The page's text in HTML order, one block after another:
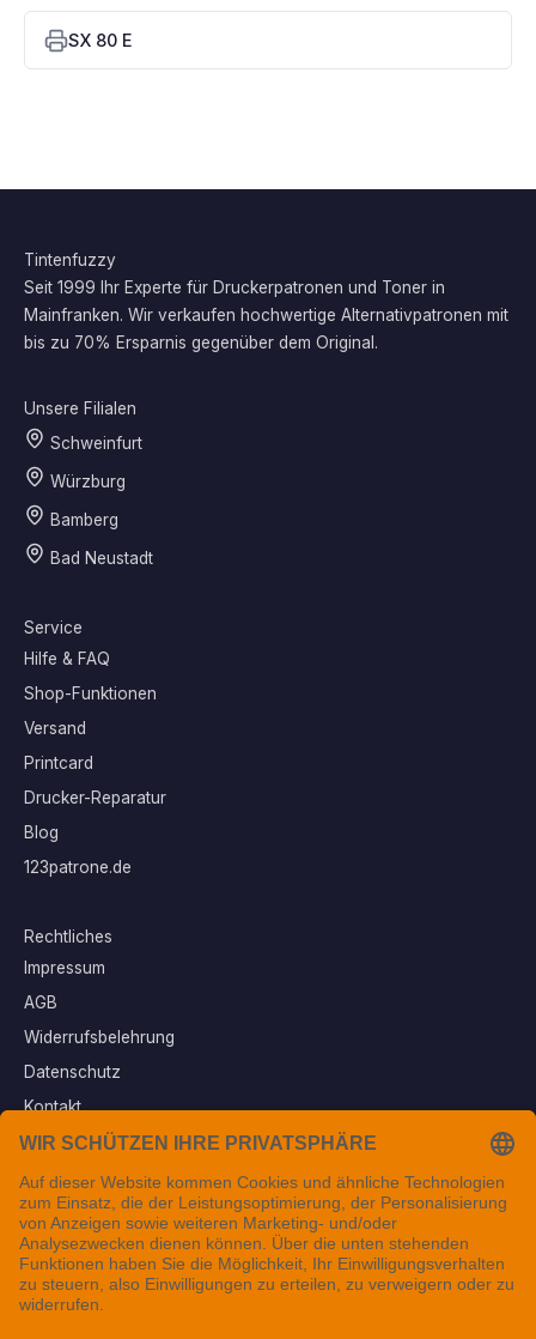
SX 80 E
Tintenfuzzy
Seit 1999 Ihr Experte für Druckerpatronen und Toner in
Mainfranken. Wir verkaufen hochwertige Alternativpatronen mit
bis zu 70% Ersparnis gegenüber dem Original.
Unsere Filialen
Schweinfurt
Würzburg
Bamberg
Bad Neustadt
Service
Hilfe & FAQ
Shop-Funktionen
Versand
Printcard
Drucker-Reparatur
Blog
123patrone.de
Rechtliches
Impressum
AGB
Widerrufsbelehrung
Datenschutz
Kontakt
Vertrag widerrufen
Sichere Zahlungsarten